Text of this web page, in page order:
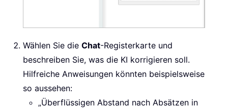
Wählen Sie die Chat-Registerkarte und
beschreiben Sie, was die KI korrigieren soll.
Hilfreiche Anweisungen könnten beispielsweise
so aussehen:
„Überflüssigen Abstand nach Absätzen in